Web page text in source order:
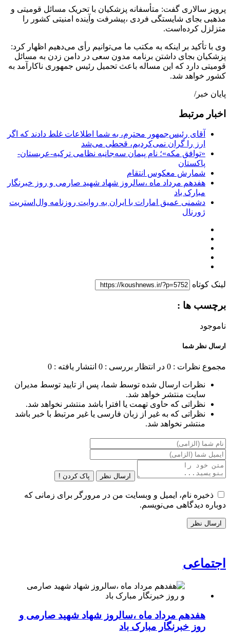
پرویز سالاری گفت: متأسفانه پزشکیان با تحریک مسائل قومیتی و
مذهبی بجای شایستگی فردی ،پیشرفت وآینده امنیتی کشور را
متزلزل کرده‌است.
وی با تأکید بر اینکه به مکتب ما می‌توانیم رأی می‌دهیم اظهار کرد:
پزشکیان بجای داشتن برنامه مدون سعی در دامن زدن به مسائل
قومیتی دارد که این مساله باعث تحمیل رئیس جمهوری ناکارآمد به
کشور خواهد شد.
پایان خبر/
اخبار مرتبط
آقای رئیس‌جمهور محترم، به شما اطلاعات غلط دادند که اگر
ارز را گران نمی‌کردیم، قحطی می‌شد
«توافق مکه»؛ نام پیمان سه‌جانبه نظامی ترکیه-عربستان-
پاکستان
شمارش معکوس انتقام
هفدهم مرداد ماه ،سالروز شهاد شهید صارمی و روز خبرنگار
مبارک باد
دشمنی عمیق امارات با ایران به روایت روزنامه وال‌استریت
ژورنال
لینک کوتاه
برچسب ها :
ناموجود
ارسال نظر شما
مجموع نظرات : 0 در انتظار بررسی : 0 انتشار یافته : 0
نظرات ارسال شده توسط شما، پس از تایید توسط مدیران
سایت منتشر خواهد شد.
نظراتی که حاوی تهمت یا افترا باشد منتشر نخواهد شد.
نظراتی که به غیر از زبان فارسی یا غیر مرتبط با خبر باشد
منتشر نخواهد شد.
ارسال نظر پاک کردن !
ذخیره نام، ایمیل و وبسایت من در مرورگر برای زمانی که
دوباره دیدگاهی می‌نویسم.
اجتماعی
هفدهم مرداد ماه ،سالروز شهاد شهید صارمی و
روز خبرنگار مبارک باد